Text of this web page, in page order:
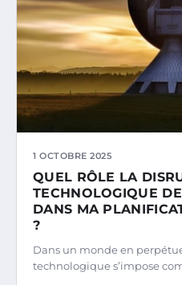
1 OCTOBRE 2025
QUEL RÔLE LA
TECHNOLOGIQUE
DANS MA
?
Dans un monde en
technologique s’impose